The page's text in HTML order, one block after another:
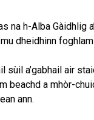
na h-Alba Gàidhlig
dheidhinn
sùil a’gabhail air
beachd a mhòr-
ann.